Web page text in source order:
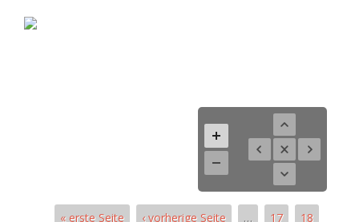
« erste Seite ‹ vorherige Seite … 17 18